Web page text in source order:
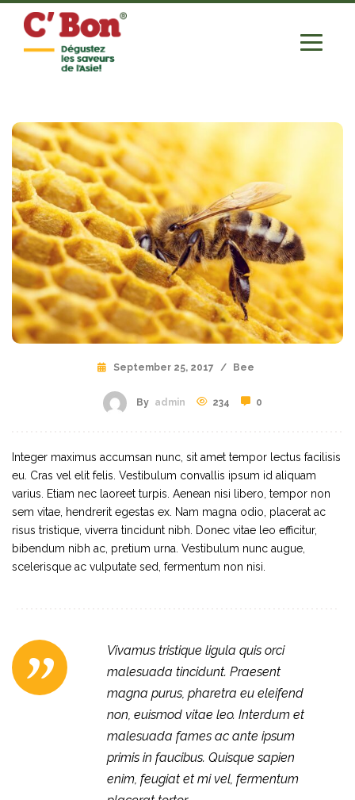
September 25, 2017 / Bee
By admin 234 0
Integer maximus accumsan nunc, sit amet tempor lectus facilisis
eu. Cras vel elit felis. Vestibulum convallis ipsum id aliquam
varius. Etiam nec laoreet turpis. Aenean nisi libero, tempor non
sem vitae, hendrerit egestas ex. Nam magna odio, placerat ac
risus tristique, viverra tincidunt nibh. Donec vitae leo efficitur,
bibendum nibh ac, pretium urna. Vestibulum nunc augue,
scelerisque ac vulputate sed, fermentum non nisi.
Vivamus tristique ligula quis orci
malesuada tincidunt. Praesent
magna purus, pharetra eu eleifend
non, euismod vitae leo. Interdum et
malesuada fames ac ante ipsum
primis in faucibus. Quisque sapien
enim, feugiat et mi vel, fermentum